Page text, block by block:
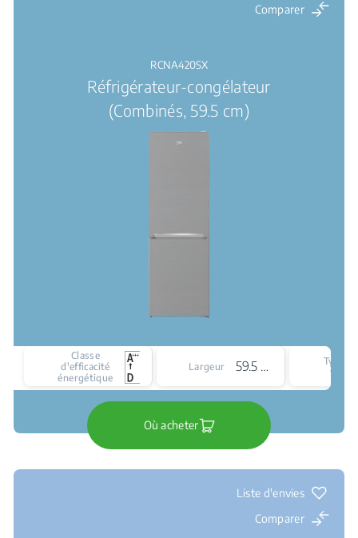
Comparer
RCNA420SX
Réfrigérateur-congélateur
(Combinés, 59.5 cm)
Classe
d'efficacité
énergétique
Largeur 59.5 cm
Type
froid
Où acheter
Liste d'envies
Comparer